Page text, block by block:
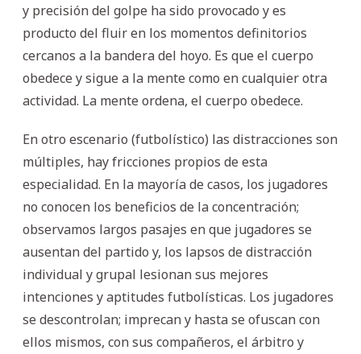
y precisión del golpe ha sido provocado y es
producto del fluir en los momentos definitorios
cercanos a la bandera del hoyo. Es que el cuerpo
obedece y sigue a la mente como en cualquier otra
actividad. La mente ordena, el cuerpo obedece.
En otro escenario (futbolístico) las distracciones son
múltiples, hay fricciones propios de esta
especialidad. En la mayoría de casos, los jugadores
no conocen los beneficios de la concentración;
observamos largos pasajes en que jugadores se
ausentan del partido y, los lapsos de distracción
individual y grupal lesionan sus mejores
intenciones y aptitudes futbolísticas. Los jugadores
se descontrolan; imprecan y hasta se ofuscan con
ellos mismos, con sus compañeros, el árbitro y